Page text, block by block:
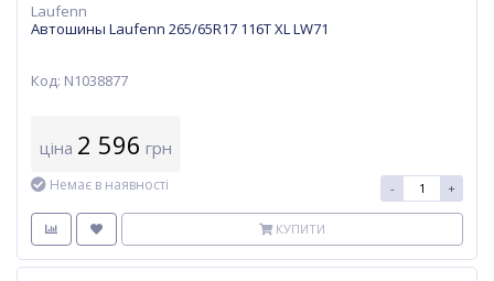
Laufenn
Автошины Laufenn 265/65R17 116T XL LW71
Код: N1038877
ціна 2 596 грн
Немає в наявності - +
КУПИТИ